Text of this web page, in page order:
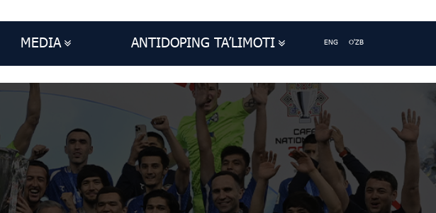
MEDIA ANTIDOPING TA’LIMOTI ENG O'ZB